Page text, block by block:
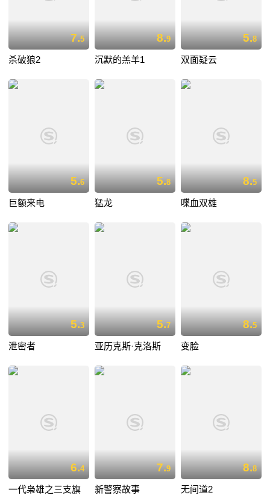
7.5
杀破狼2
8.9
沉默的羔羊1
5.8
双面疑云
5.6
巨额来电
5.8
猛龙
8.5
喋血双雄
5.3
泄密者
5.7
亚历克斯·克洛斯
8.5
变脸
6.4
一代枭雄之三支旗
7.9
新警察故事
8.8
无间道2